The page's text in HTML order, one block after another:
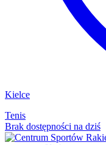
Kielce
Tenis
Brak dostępności na dziś